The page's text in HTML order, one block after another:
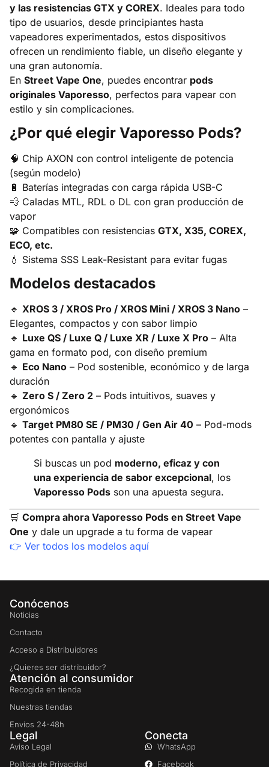
y las resistencias GTX y COREX. Ideales para todo
tipo de usuarios, desde principiantes hasta
vapeadores experimentados, estos dispositivos
ofrecen un rendimiento fiable, un diseño elegante y
una gran autonomía.
En Street Vape One, puedes encontrar pods
originales Vaporesso, perfectos para vapear con
estilo y sin complicaciones.
¿Por qué elegir Vaporesso Pods?
🧠 Chip AXON con control inteligente de potencia
(según modelo)
🔋 Baterías integradas con carga rápida USB-C
💨 Caladas MTL, RDL o DL con gran producción de
vapor
🧩 Compatibles con resistencias GTX, X35, COREX,
ECO, etc.
💧 Sistema SSS Leak-Resistant para evitar fugas
Modelos destacados
🔹 XROS 3 / XROS Pro / XROS Mini / XROS 3 Nano –
Elegantes, compactos y con sabor limpio
🔹 Luxe QS / Luxe Q / Luxe XR / Luxe X Pro – Alta
gama en formato pod, con diseño premium
🔹 Eco Nano – Pod sostenible, económico y de larga
duración
🔹 Zero S / Zero 2 – Pods intuitivos, suaves y
ergonómicos
🔹 Target PM80 SE / PM30 / Gen Air 40 – Pod-mods
potentes con pantalla y ajuste
Si buscas un pod moderno, eficaz y con
una experiencia de sabor excepcional, los
Vaporesso Pods son una apuesta segura.
🛒 Compra ahora Vaporesso Pods en Street Vape
One y dale un upgrade a tu forma de vapear
👉 Ver todos los modelos aquí
Conócenos
Noticias
Contacto
Acceso a Distribuidores
¿Quieres ser distribuidor?
Atención al consumidor
Recogida en tienda
Nuestras tiendas
Envíos 24-48h
Legal
Aviso Legal
Política de Privacidad
Conecta
WhatsApp
Facebook